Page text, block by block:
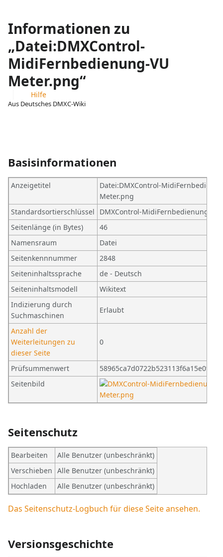
Informationen zu
„Datei:DMXControl-
MidiFernbedienung-VU
Meter.png“
Hilfe
Aus Deutsches DMXC-Wiki
Basisinformationen
Anzeigetitel
Datei:DMXControl-
Meter.png
Standardsortierschlüssel
DMXControl-MidiFernbedienung-VU
Seitenlänge (in Bytes)
46
Namensraum
Datei
Seitenkennnummer
2848
Seiteninhaltssprache
de - Deutsch
Seiteninhaltsmodell
Wikitext
Indizierung durch
Suchmaschinen
Erlaubt
Anzahl der
Weiterleitungen zu
dieser Seite
0
Prüfsummenwert
Seitenbild
Seitenschutz
Bearbeiten
Alle Benutzer (unbeschränkt)
Verschieben Alle Benutzer (unbeschränkt)
Hochladen
Alle Benutzer (unbeschränkt)
Das Seitenschutz-Logbuch für diese Seite ansehen.
Versionsgeschichte